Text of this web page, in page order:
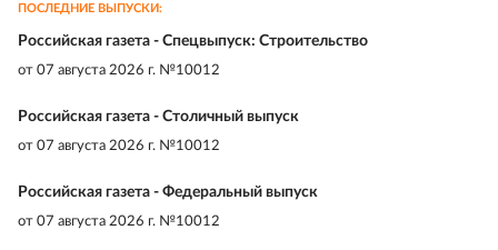
ПОСЛЕДНИЕ ВЫПУСКИ:
Российская газета - Спецвыпуск: Строительство
от 07 августа 2026 г. №10012
Российская газета - Столичный выпуск
от 07 августа 2026 г. №10012
Российская газета - Федеральный выпуск
от 07 августа 2026 г. №10012